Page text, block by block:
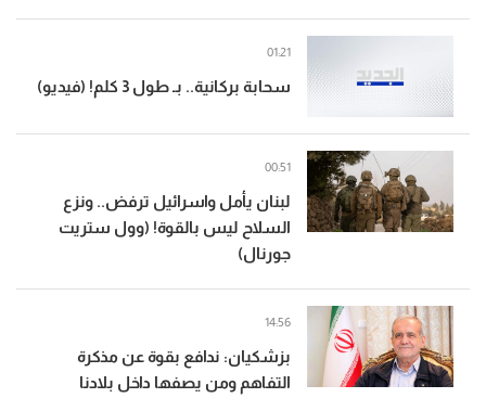
سحابة بركانية.. بـ طول 3 كلم! (فيديو)
01:21
لبنان يأمل واسرائيل ترفض.. ونزع
السلاح ليس بالقوة! (وول ستريت
جورنال)
00:51
بزشكيان: ندافع بقوة عن مذكرة
التفاهم ومن يصفها داخل بلادنا
14:56